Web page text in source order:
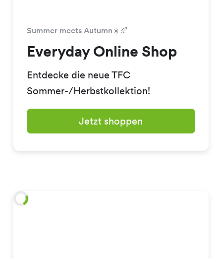
Summer meets Autumn☀️🍂
Everyday Online Shop
Entdecke die neue TFC
Sommer-/Herbstkollektion!
Jetzt shoppen